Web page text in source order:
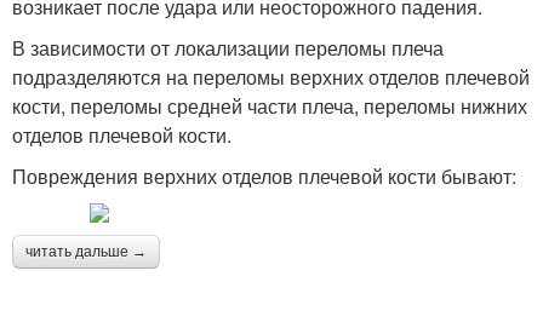
возникает после удара или неосторожного падения.
В зависимости от локализации переломы плеча
подразделяются на переломы верхних отделов плечевой
кости, переломы средней части плеча, переломы нижних
отделов плечевой кости.
Повреждения верхних отделов плечевой кости бывают:
читать дальше →